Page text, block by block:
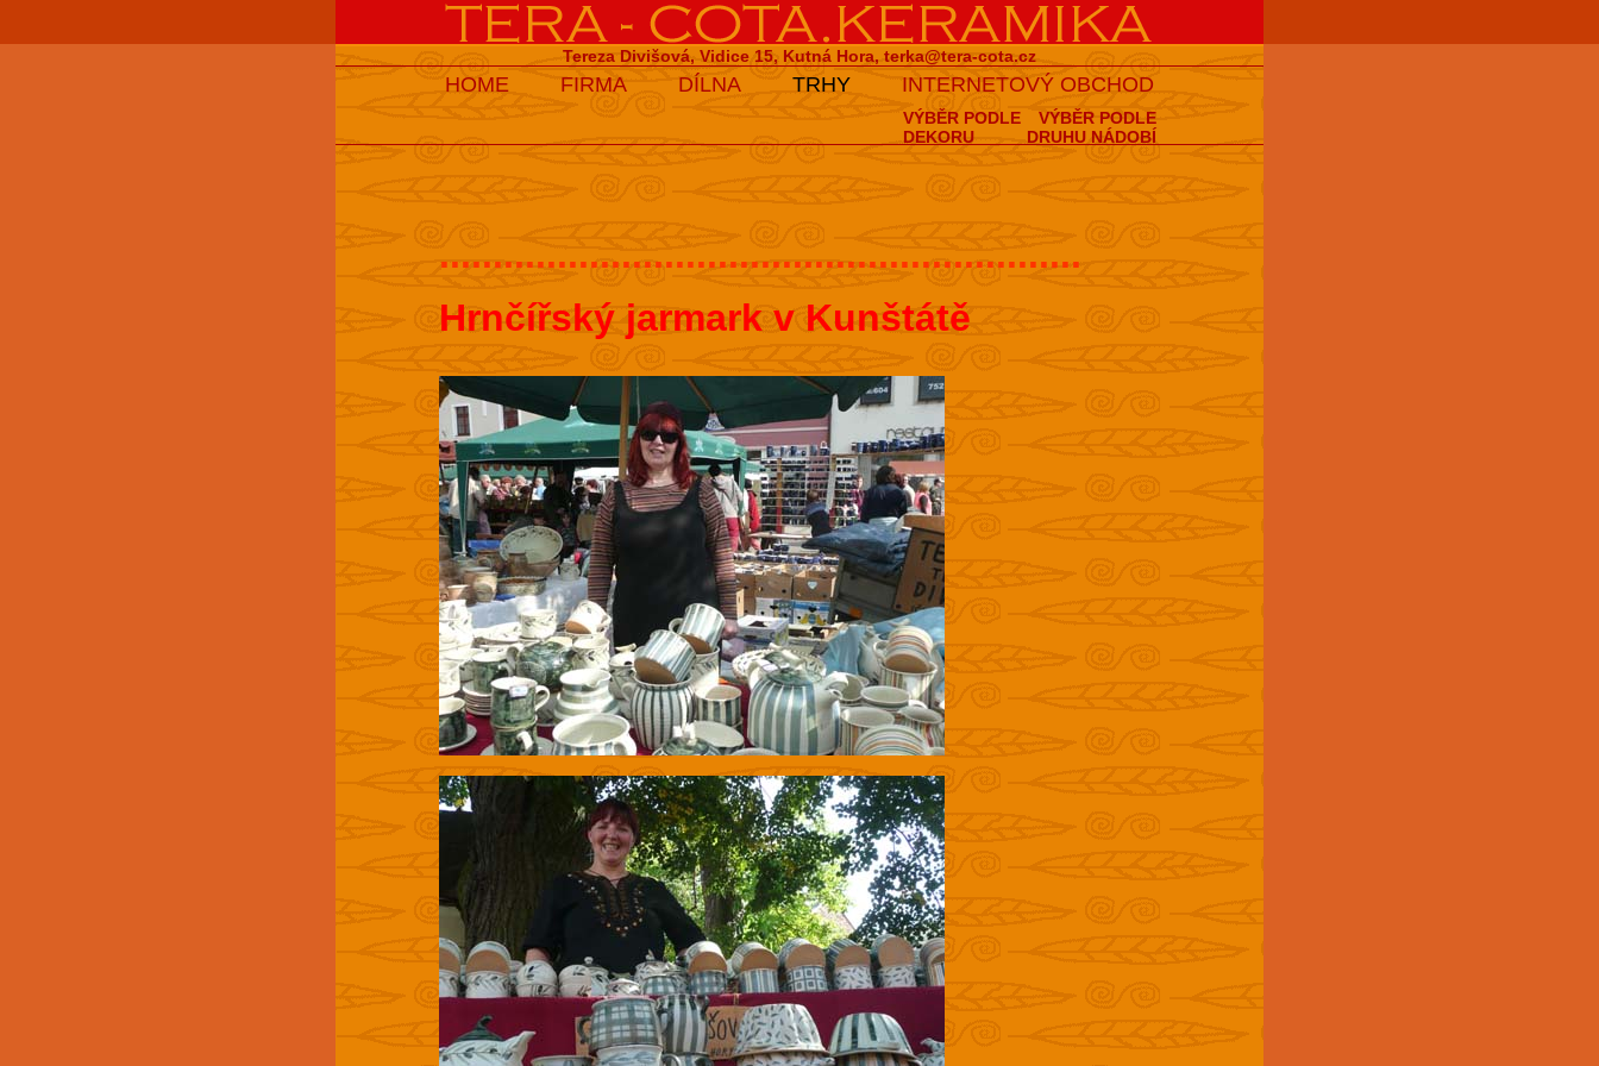
Tereza Divišová, Vidice 15, Kutná Hora, terka@tera-cota.cz
HOME FIRMA DÍLNA TRHY INTERNETOVÝ OBCHOD
VÝBĚR PODLE
DRUHU NÁDOBÍ
VÝBĚR PODLE
DEKORU
............................................................
Hrnčířský jarmark v Kunštátě